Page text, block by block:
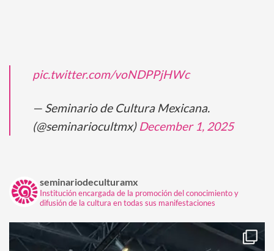
pic.twitter.com/voNDPPjHWc
— Seminario de Cultura Mexicana.
(@seminariocultmx) December 1, 2025
seminariodeculturamx
Institución encargada de la promoción del conocimiento y
difusión de la cultura en todas sus manifestaciones